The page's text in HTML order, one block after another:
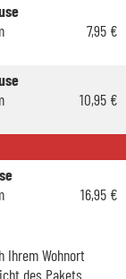
7,95 €
10,95 €
16,95 €
Ihrem Wohnort
des Pakets